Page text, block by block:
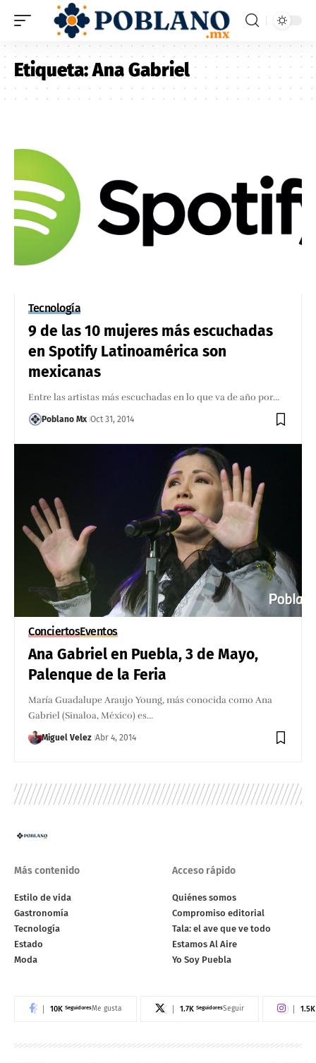
Etiqueta:Ana Gabriel
Tecnología
9 de las 10 mujeres más escuchadas
en Spotify Latinoamérica son
mexicanas
Entre las artistas más escuchadas en lo que va de año por…
Poblano Mx Oct 31, 2014
ConciertosEventos
Ana Gabriel en Puebla, 3 de Mayo,
Palenque de la Feria
María Guadalupe Araujo Young, más conocida como Ana
Gabriel (Sinaloa, México) es…
Miguel Velez Abr 4, 2014
Más contenido
Estilo de vida
Gastronomía
Tecnología
Estado
Moda
Acceso rápido
Quiénes somos
Compromiso editorial
Tala: el ave que ve todo
Estamos Al Aire
Yo Soy Puebla
10K SeguidoresMe gusta 1.7K SeguidoresSeguir 1.5K